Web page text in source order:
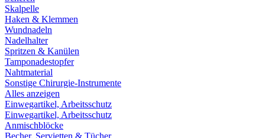
Skalpelle
Haken & Klemmen
Wundnadeln
Nadelhalter
Spritzen & Kanülen
Tamponadestopfer
Nahtmaterial
Sonstige Chirurgie-Instrumente
Alles anzeigen
Einwegartikel, Arbeitsschutz
Einwegartikel, Arbeitsschutz
Anmischblöcke
Becher, Servietten & Tücher